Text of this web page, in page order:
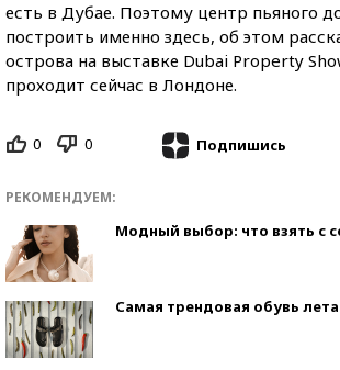
есть в Дубае. Поэтому центр пьяного
построить именно здесь, об этом
острова на выставке Dubai Property
проходит сейчас в Лондоне.
0 0 Подпишись
РЕКОМЕНДУЕМ:
Модный выбор: что взять с
Самая трендовая обувь лета